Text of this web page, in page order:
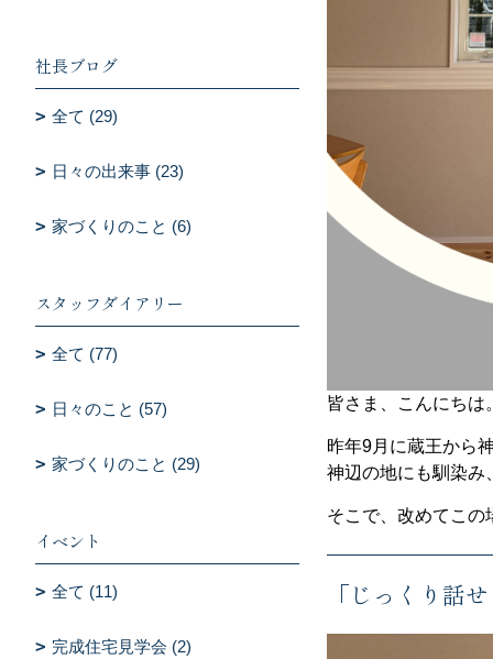
皆さま、こんにちは
昨年9月に蔵王から
神辺の地にも馴染み
そこで、改めてこの
「じっくり話
社長ブログ
全て (29)
日々の出来事 (23)
家づくりのこと (6)
スタッフダイアリー
全て (77)
日々のこと (57)
家づくりのこと (29)
イベント
全て (11)
完成住宅見学会 (2)